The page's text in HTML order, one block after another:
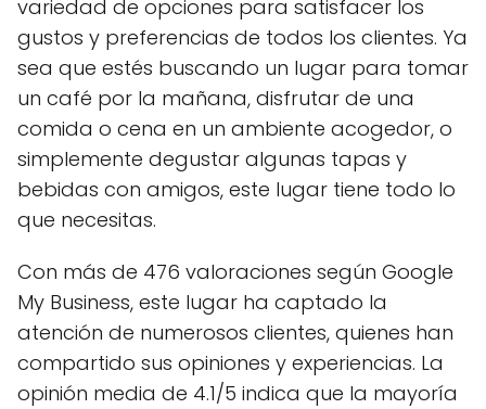
variedad de opciones para satisfacer los
gustos y preferencias de todos los clientes. Ya
sea que estés buscando un lugar para tomar
un café por la mañana, disfrutar de una
comida o cena en un ambiente acogedor, o
simplemente degustar algunas tapas y
bebidas con amigos, este lugar tiene todo lo
que necesitas.
Con más de 476 valoraciones según Google
My Business, este lugar ha captado la
atención de numerosos clientes, quienes han
compartido sus opiniones y experiencias. La
opinión media de 4.1/5 indica que la mayoría